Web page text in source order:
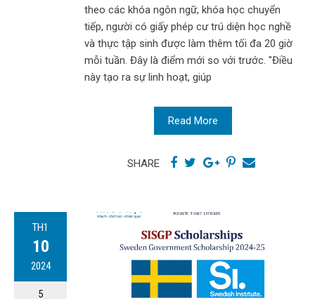
theo các khóa ngôn ngữ, khóa học chuyển
tiếp, người có giấy phép cư trú diện học nghề
và thực tập sinh được làm thêm tối đa 20 giờ
mỗi tuần. Đây là điểm mới so với trước. "Điều
này tạo ra sự linh hoạt, giúp
Read More
SHARE
TH1
10
2024
5